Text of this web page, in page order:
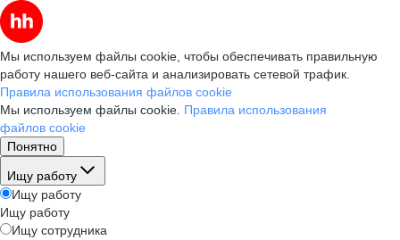
Мы используем файлы cookie, чтобы обеспечивать правильную
работу нашего веб-сайта и анализировать сетевой трафик.
Правила использования файлов cookie
Мы используем файлы cookie. Правила использования
файлов cookie
Понятно
Ищу работу
Ищу работу
Ищу работу
Ищу сотрудника